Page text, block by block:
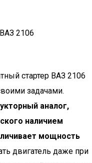
2106
стартер ВАЗ 2106
задачами.
аналог,
наличием
мощность
двигатель даже при